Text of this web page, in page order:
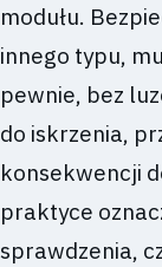
modułu.
innego typu,
pewnie, bez
do iskrzenia,
konsekwencji
praktyce
sprawdzenia,